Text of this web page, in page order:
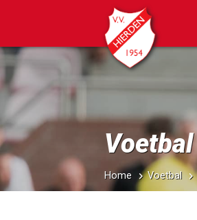
Voetbal
Home Voetbal